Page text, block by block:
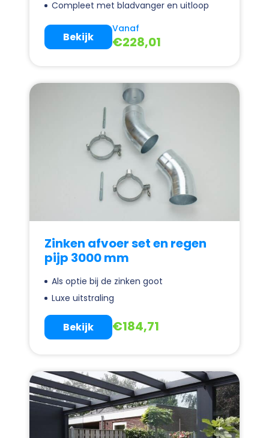
Compleet met bladvanger en uitloop
Vanaf
€228,01
Bekijk
Zinken afvoer set en regen
pijp 3000 mm
Als optie bij de zinken goot
Luxe uitstraling
€184,71
Bekijk